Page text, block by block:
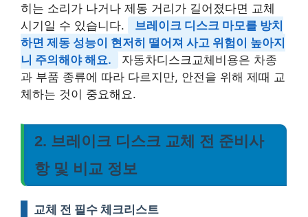
히는 소리가 나거나 제동 거리가 길어졌다면 교체
시기일 수 있습니다.
브레이크 디스크 마모를 방치
하면 제동 성능이 현저히 떨어져 사고 위험이 높아지
니 주의해야 해요.
자동차디스크교체비용은 차종
과 부품 종류에 따라 다르지만, 안전을 위해 제때 교
체하는 것이 중요해요.
2. 브레이크 디스크 교체 전 준비사
항 및 비교 정보
교체 전 필수 체크리스트